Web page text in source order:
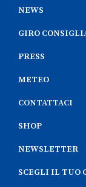
NEWS
GIRO
PRESS
METEO
CONTATTACI
SHOP
NEWSLETTER
SCEGLI IL TUO